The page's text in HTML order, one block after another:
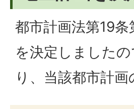
都市計画法第19
を決定しました
り、当該都市計